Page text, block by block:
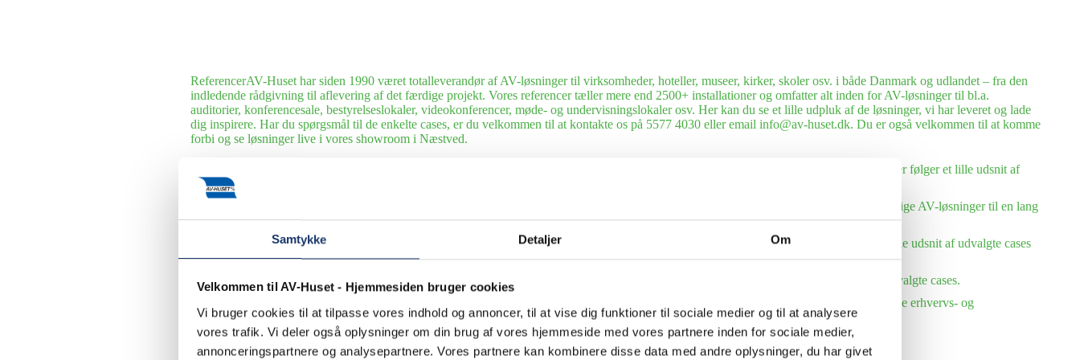
Samtykke Detaljer Om
Velkommen til AV-Huset - Hjemmesiden bruger cookies
Vi bruger cookies til at tilpasse vores indhold og annoncer, til at vise dig funktioner til sociale medier og til at analysere
vores trafik. Vi deler også oplysninger om din brug af vores hjemmeside med vores partnere inden for sociale medier,
annonceringspartnere og analysepartnere. Vores partnere kan kombinere disse data med andre oplysninger, du har givet
ReferencerAV-Huset har siden 1990 været totalleverandør af AV-løsninger til virksomheder, hoteller, museer, kirker, skoler osv. i både Danmark og udlandet – fra den
indledende rådgivning til aflevering af det færdige projekt. Vores referencer tæller mere end 2500+ installationer og omfatter alt inden for AV-løsninger til bl.a.
auditorier, konferencesale, bestyrelseslokaler, videokonferencer, møde- og undervisningslokaler osv. Her kan du se et lille udpluk af de løsninger, vi har leveret og lade
dig inspirere. Har du spørgsmål til de enkelte cases, er du velkommen til at kontakte os på 5577 4030 eller email info@av-huset.dk. Du er også velkommen til at komme
forbi og se løsninger live i vores showroom i Næstved.
Siden 1990 har AV-Huset leveret og installeret mange forskellige AV-løsninger til en lang række hoteller, hostels og kursuscentre. Her følger et lille udsnit af
udvalgte cases.
Vi leverer teknikken til gode oplevelser. Siden 1990 har AV-Huset leveret og installeret mange forskellige AV-løsninger til en lang
række museer, udstillinger og sportsklubber. Her kan du gå på opdagelse i udvalgte cases.
Siden 1990 har AV-Huset leveret og installeret mange forskellige AV-løsninger til en lang række små og store virksomheder. Se et lille udsnit af udvalgte cases
om driftssikre kommunikationsløsninger til erhvervslivet.
Export
AV-Huset har leveret og installeret mange forskellige AV-løsninger til en lang række kunder i udlandet. Her følger et lille udsnit af udvalgte cases.
I AV-Huset klarer vi alle slags udlejningsopgaver fra store events til små arrangementer. Siden 1990 har vi udlejet AV-udstyr til både erhvervs- og
privatkunder. Her følger et lille udsnit af udvalgte cases.